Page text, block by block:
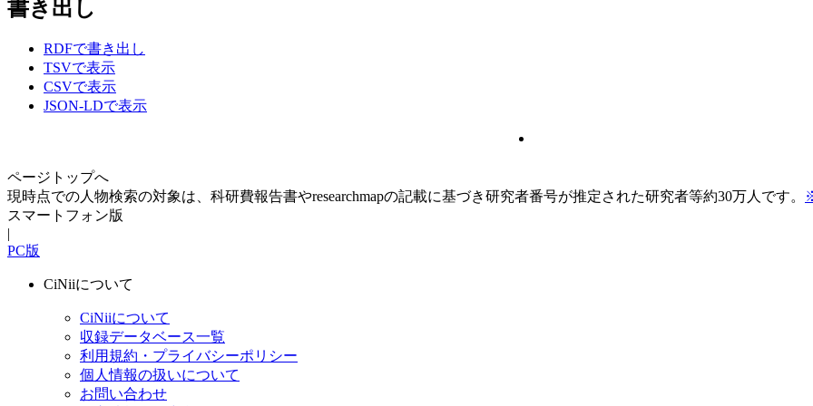
書き出し
RDFで書き出し
TSVで表示
CSVで表示
JSON-LDで表示
ページトップへ
現時点での人物検索の対象は、科研費報告書やresearchmapの記載に基づき研究者番号が推定された研究者等約30万人です。
スマートフォン版
|
PC版
CiNiiについて
CiNiiについて
収録データベース一覧
利用規約・プライバシーポリシー
個人情報の扱いについて
お問い合わせ